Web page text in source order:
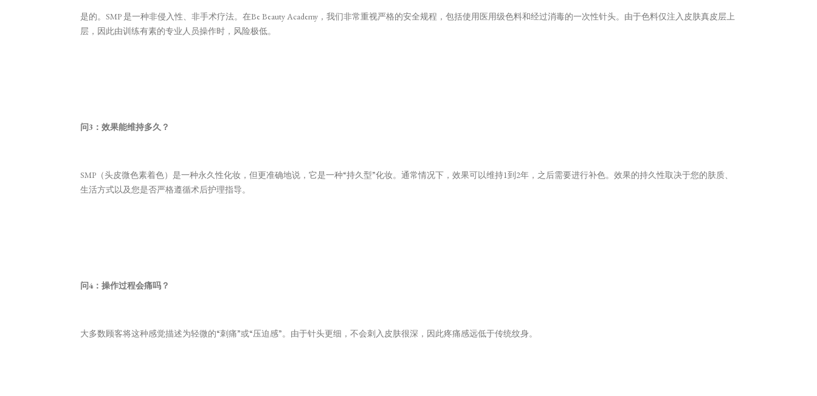
是的。SMP 是一种非侵入性、非手术疗法。在Be Beauty Academy，我们非常重视严格的安全规程，包括使用医用级色料和经过消毒的一次性针头。由于色料仅注入皮肤真皮层上
层，因此由训练有素的专业人员操作时，风险极低。
问3：效果能维持多久？
SMP（头皮微色素着色）是一种永久性化妆，但更准确地说，它是一种“持久型”化妆。通常情况下，效果可以维持1到2年，之后需要进行补色。效果的持久性取决于您的肤质、
生活方式以及您是否严格遵循术后护理指导。
问4：操作过程会痛吗？
大多数顾客将这种感觉描述为轻微的“刺痛”或“压迫感”。由于针头更细，不会刺入皮肤很深，因此疼痛感远低于传统纹身。